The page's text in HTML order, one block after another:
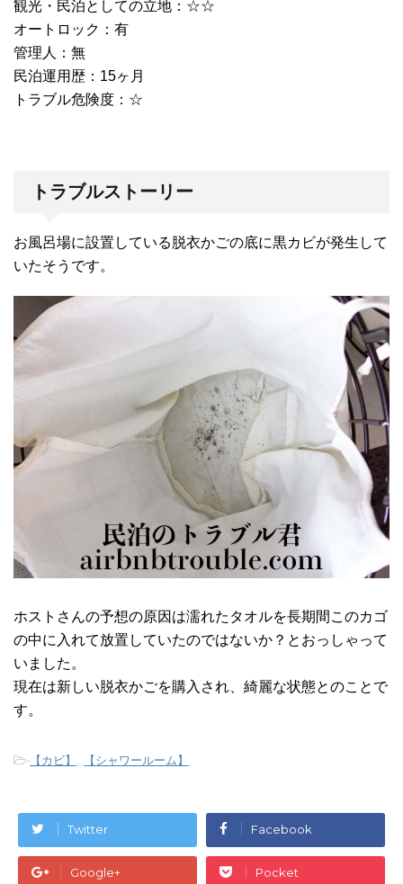
観光・民泊としての立地：☆☆
オートロック：有
管理人：無
民泊運用歴：15ヶ月
トラブル危険度：☆
トラブルストーリー
お風呂場に設置している脱衣かごの底に黒カビが発生して
いたそうです。
ホストさんの予想の原因は濡れたタオルを長期間このカゴ
の中に入れて放置していたのではないか？とおっしゃって
いました。
現在は新しい脱衣かごを購入され、綺麗な状態とのことで
す。
- 【カビ】 【シャワールーム】
Twitter Facebook
Google+ Pocket